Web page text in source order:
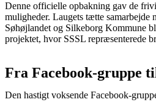
Denne officielle opbakning gav de
muligheder. Laugets tætte samarbejde
Søhøjlandet og Silkeborg Kommune
projektet, hvor SSSL repræsenterede
Fra Facebook-gruppe
Den hastigt voksende Facebook-